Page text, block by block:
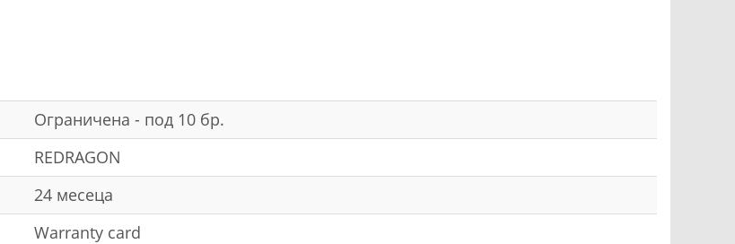
Ограничена - под 10 бр.
REDRAGON
24 месеца
Warranty card